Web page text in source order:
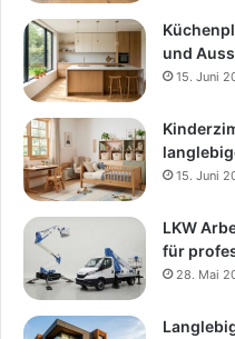
und
15. Juni
15. Juni
LKW
für
28. Mai